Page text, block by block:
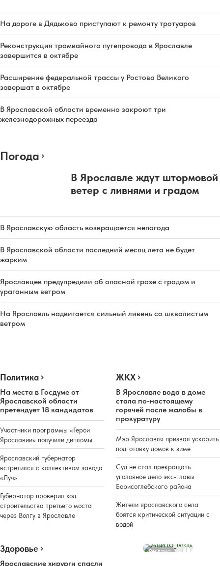
На дороге в Дядьково приступают к ремонту тротуаров
Реконструкция трамвайного путепровода в Ярославле
завершится в октябре
Расширение федеральной трассы у Ростова Великого
завершат в октябре
В Ярославской области временно закроют три
железнодорожных переезда
Погода
В Ярославле ждут штормовой
ветер с ливнями и градом
В Ярославскую область возвращается непогода
В Ярославской области последний месяц лета не будет
жарким
Ярославцев предупредили об опасной грозе с градом и
ураганным ветром
На Ярославль надвигается сильный ливень со шквалистым
ветром
Политика
На места в Госдуме от
Ярославской области
претендует 18 кандидатов
Участники программы «Герои
Ярославии» получили дипломы
Ярославский губернатор
встретился с коллективом завода
«Луч»
Губернатор проверил ход
строительства третьего моста
через Волгу в Ярославле
ЖКХ
В Ярославле вода в доме
стала по-настоящему
горячей после жалобы в
прокуратуру
Мэр Ярославля призвал ускорить
подготовку домов к зиме
Суд не стал прекращать
уголовное дело экс-главы
Борисоглебского района
Жители ярославского села
боятся критической ситуации с
водой
Здоровье
Ярославские хирурги спасли
Реклама